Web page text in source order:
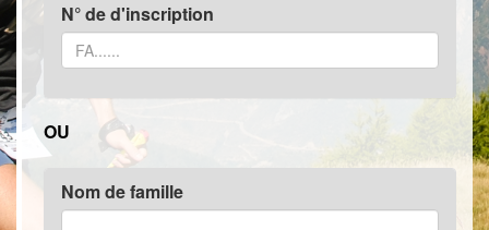
N° de d'inscription
OU
Nom de famille